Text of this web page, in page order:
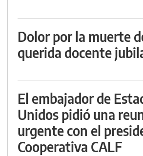
Dolor por la muerte
querida docente
El embajador de
Unidos pidió una
urgente con el
Cooperativa CALF